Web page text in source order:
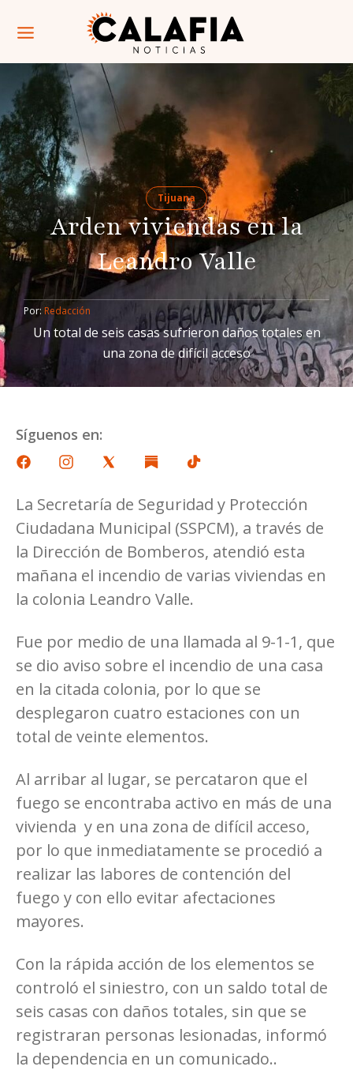
Tijuana
Arden viviendas en la
Leandro Valle
Por: Redacción
Un total de seis casas sufrieron daños totales en
una zona de difícil acceso
Síguenos en:
La Secretaría de Seguridad y Protección
Ciudadana Municipal (SSPCM), a través de
la Dirección de Bomberos, atendió esta
mañana el incendio de varias viviendas en
la colonia Leandro Valle.
Fue por medio de una llamada al 9-1-1, que
se dio aviso sobre el incendio de una casa
en la citada colonia, por lo que se
desplegaron cuatro estaciones con un
total de veinte elementos.
Al arribar al lugar, se percataron que el
fuego se encontraba activo en más de una
vivienda y en una zona de difícil acceso,
por lo que inmediatamente se procedió a
realizar las labores de contención del
fuego y con ello evitar afectaciones
mayores.
Con la rápida acción de los elementos se
controló el siniestro, con un saldo total de
seis casas con daños totales, sin que se
registraran personas lesionadas, informó
la dependencia en un comunicado..